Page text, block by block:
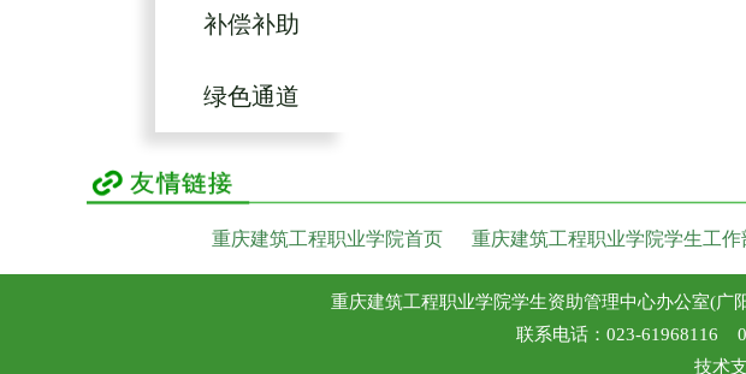
补偿补助
绿色通道
重庆建筑工程职业学院首页 重庆建筑工程职业学院学生工作
重庆建筑工程职业学院学生资助管理中心办公室(广
联系电话：023-61968116
技术